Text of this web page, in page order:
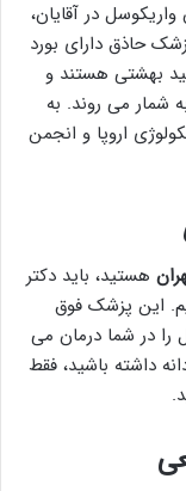
در آقایان،
حاذق دارای بورد
بهشتی هستند و
شمار می روند. به
اروپا و انجمن
هستید، باید دکتر
این پزشک فوق
را در شما درمان می
داشته باشید، فقط